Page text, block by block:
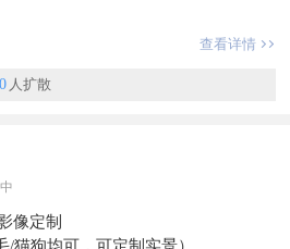
查看详情
0 人扩散
像定制
猫狗均可，可定制实景）